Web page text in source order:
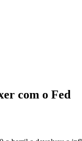
com o Fed